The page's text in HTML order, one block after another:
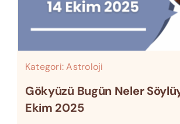
Kategori:Astroloji
Gökyüzü Bugün Neler
Ekim 2025